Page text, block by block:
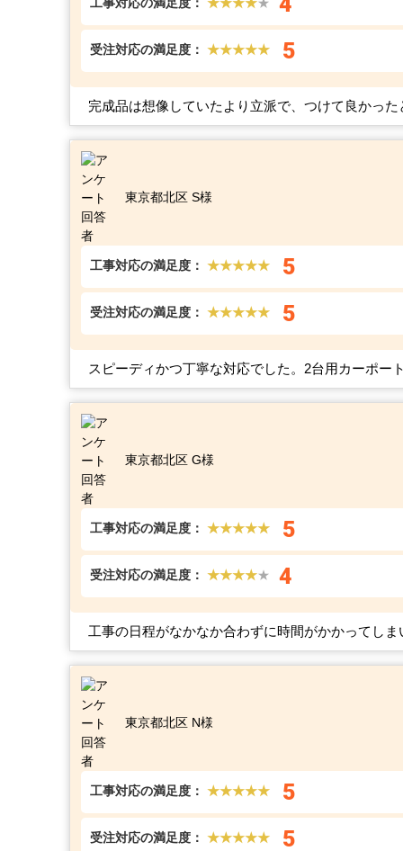
受注対応の満足度： ★★★★★ 5
完成品は想像していたより立派で、つけて良かっ
東京都北区 S様
工事対応の満足度： ★★★★★ 5
受注対応の満足度： ★★★★★ 5
スピーディかつ丁寧な対応でした。2台用カーポー
東京都北区 G様
工事対応の満足度： ★★★★★ 5
受注対応の満足度： ★★★★★ 4
工事の日程がなかなか合わずに時間がかかってし
東京都北区 N様
工事対応の満足度： ★★★★★ 5
受注対応の満足度： ★★★★★ 5